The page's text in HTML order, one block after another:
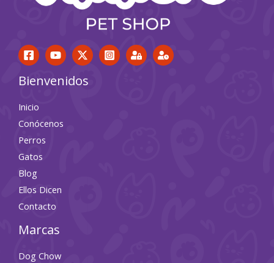
Bienvenidos
Inicio
Conócenos
Perros
Gatos
Blog
Ellos Dicen
Contacto
Marcas
Dog Chow